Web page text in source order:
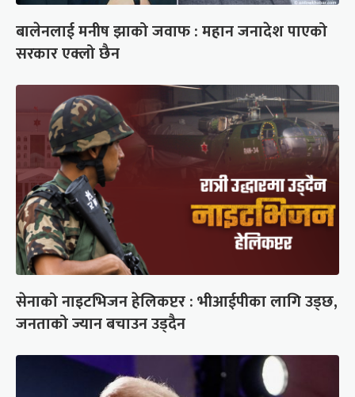
बालेनलाई मनीष झाको जवाफ : महान जनादेश पाएको
सरकार एक्लो छैन
सेनाको नाइटभिजन हेलिकप्टर : भीआईपीका लागि उड्छ,
जनताको ज्यान बचाउन उड्दैन